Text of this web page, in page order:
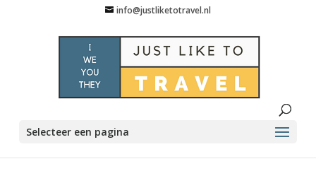
info@justliketotravel.nl
Selecteer een pagina